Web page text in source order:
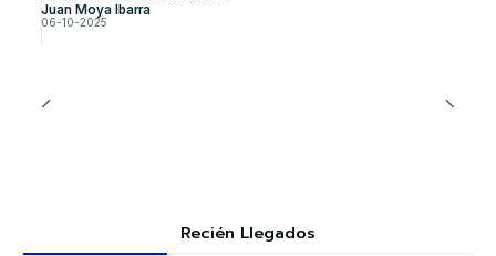
Juan Moya Ibarra
06-10-2025
Recién Llegados